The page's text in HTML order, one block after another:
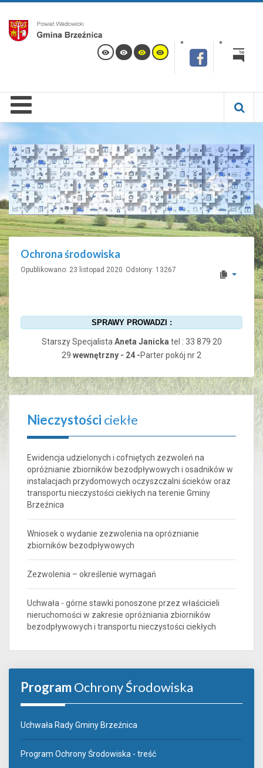
Ochrona środowiska
Opublikowano: 23 listopad 2020 Odsłony: 13267
SPRAWY PROWADZI :
Starszy Specjalista Aneta Janicka tel : 33 879 20
29 wewnętrzny - 24 -Parter pokój nr 2
Nieczystości ciekłe
Ewidencja udzielonych i cofniętych zezwoleń na
opróżnianie zbiorników bezodpływowych i osadników w
instalacjach przydomowych oczyszczalni ścieków oraz
transportu nieczystości ciekłych na terenie Gminy
Brzeźnica
Wniosek o wydanie zezwolenia na opróznianie
zbiorników bezodpływowych
Zezwolenia – określenie wymagań
Uchwała - górne stawki ponoszone przez właścicieli
nieruchomości w zakresie opróżniania zbiorników
bezodpływowych i transportu nieczystości ciekłych
ProgramOchrony Środowiska
Uchwała Rady Gminy Brzeźnica
Program Ochrony Środowiska - treść